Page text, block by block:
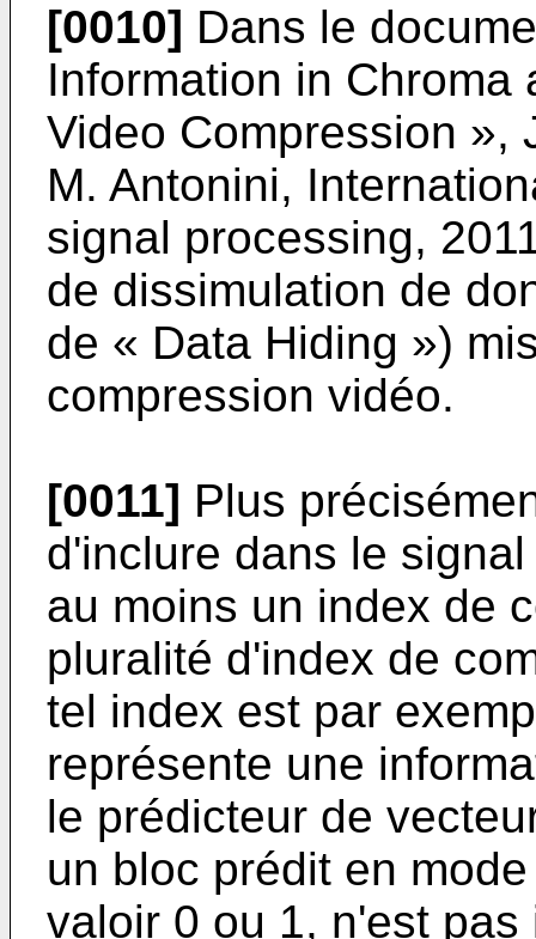
[0010] Dans le
Information in Chroma
Video Compression »,
M. Antonini,
signal processing,
de dissimulation de
de « Data Hiding »)
compression vidéo.
[0011] Plus
d'inclure dans le
au moins un index de
pluralité d'index de
tel index est par
représente une
le prédicteur de
un bloc prédit en
valoir 0 ou 1, n'est